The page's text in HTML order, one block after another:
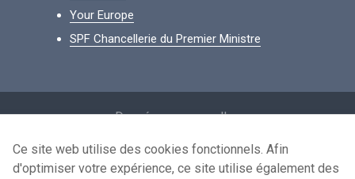
Your Europe
SPF Chancellerie du Premier Ministre
Données personnelles
Conditions de réutilisation
Contactez-nous
Ce site web utilise des cookies fonctionnels. Afin
d'optimiser votre expérience, ce site utilise également des